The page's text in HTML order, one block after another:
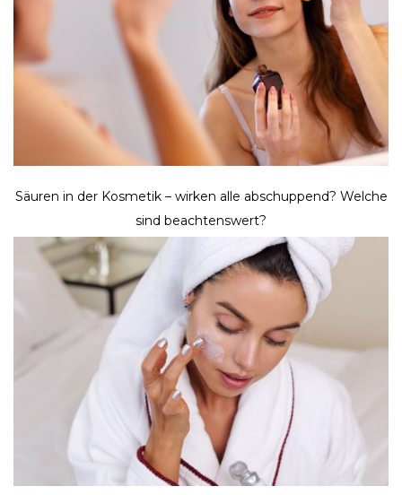
Säuren in der Kosmetik – wirken alle abschuppend? Welche
sind beachtenswert?